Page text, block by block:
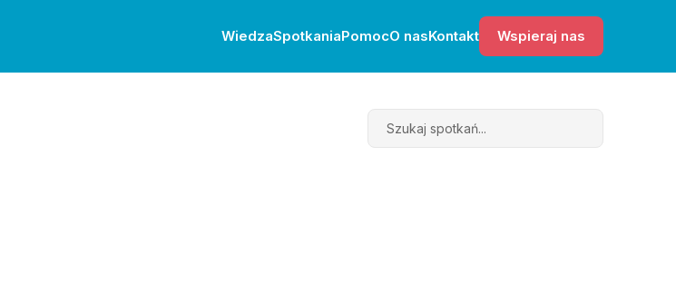
WiedzaSpotkaniaPomocO nasKontakt Wspieraj nas
Search